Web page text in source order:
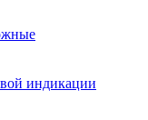
индикации